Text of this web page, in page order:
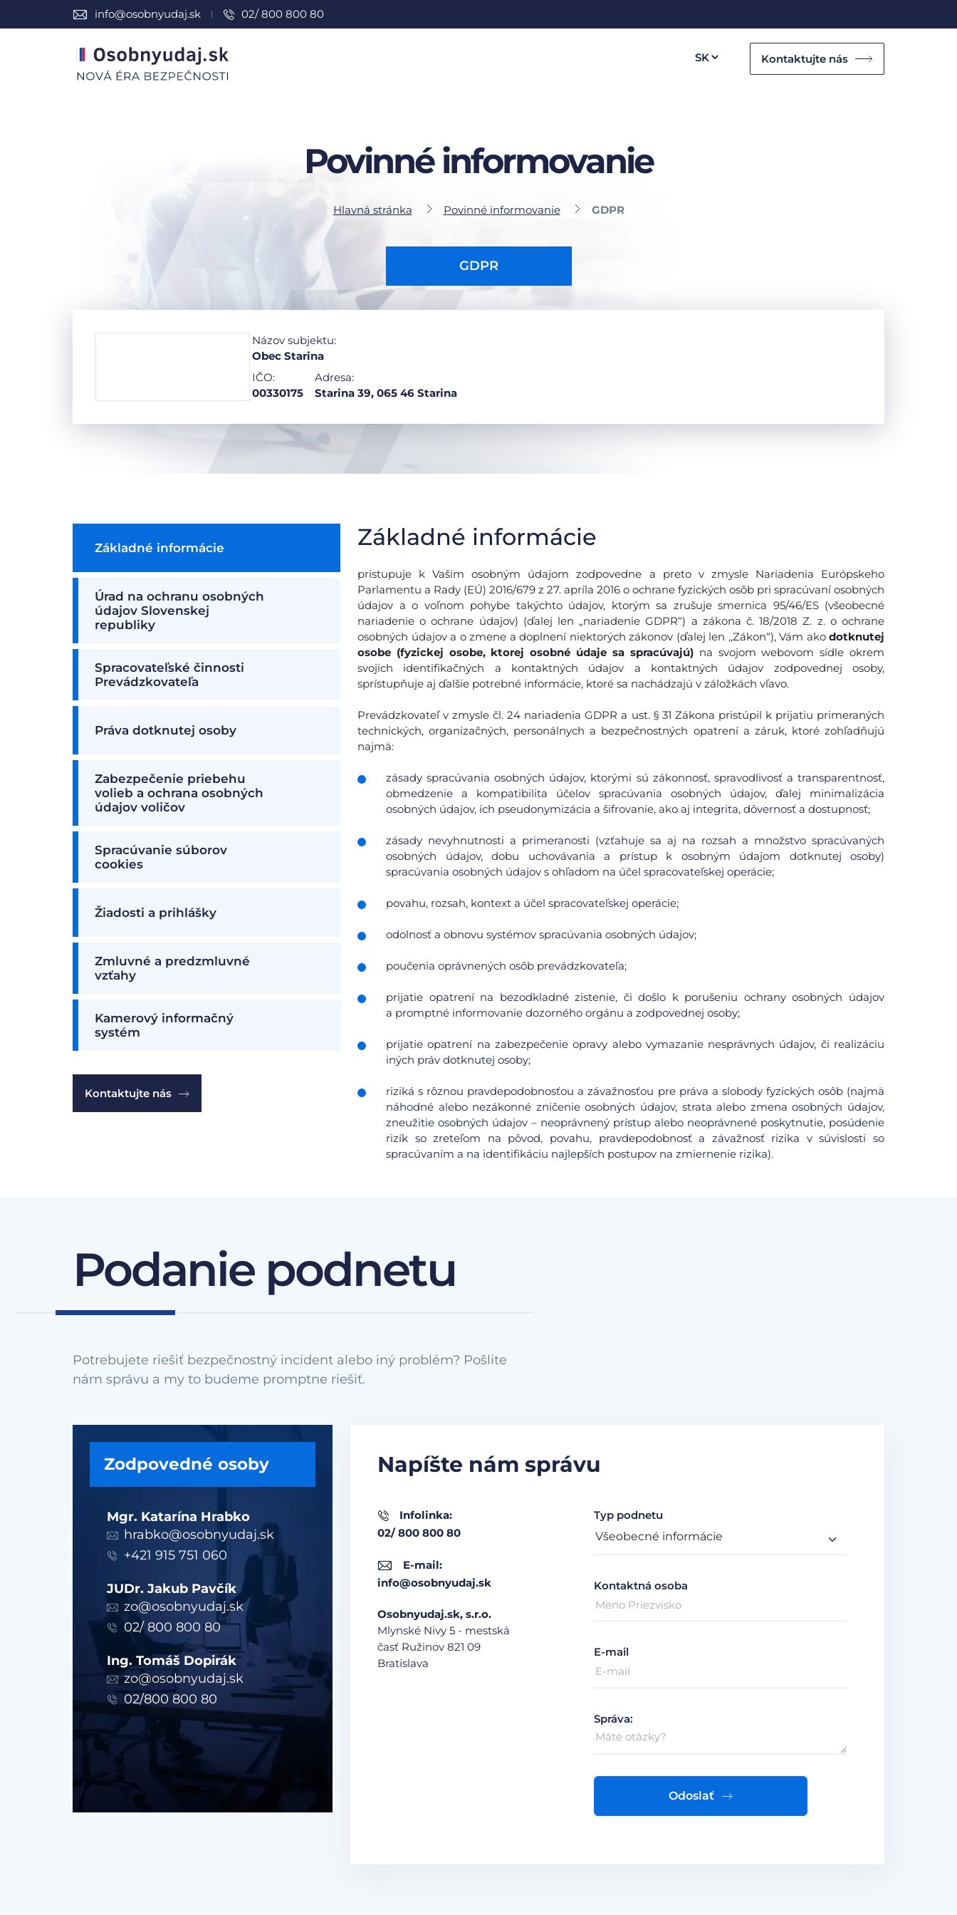
info@osobnyudaj.sk 02/ 800 800 80
Kontaktujte nás
Povinné informovanie
Hlavná stránka Povinné informovanie GDPR
GDPR
Názov subjektu:
Obec Starina
IČO:
00330175
Adresa:
Starina 39, 065 46 Starina
Základné informácie
Úrad na ochranu osobných
údajov Slovenskej
republiky
Spracovateľské činnosti
Prevádzkovateľa
Práva dotknutej osoby
Zabezpečenie priebehu
volieb a ochrana osobných
údajov voličov
Spracúvanie súborov
cookies
Žiadosti a prihlášky
Zmluvné a predzmluvné
vzťahy
Kamerový informačný
systém
Kontaktujte nás
Základné informácie
pristupuje k Vašim osobným údajom zodpovedne a preto v zmysle Nariadenia Európskeho
Parlamentu a Rady (EÚ) 2016/679 z 27. apríla 2016 o ochrane fyzických osôb pri spracúvaní osobných
údajov a o voľnom pohybe takýchto údajov, ktorým sa zrušuje smernica 95/46/ES (všeobecné
nariadenie o ochrane údajov) (ďalej len „nariadenie GDPR“) a zákona č. 18/2018 Z. z. o ochrane
osobných údajov a o zmene a doplnení niektorých zákonov (ďalej len ,,Zákon“), Vám ako dotknutej
osobe (fyzickej osobe, ktorej osobné údaje sa spracúvajú)na svojom webovom sídle okrem
svojich identifikačných a kontaktných údajov a kontaktných údajov zodpovednej osoby,
sprístupňuje aj ďalšie potrebné informácie, ktoré sa nachádzajú v záložkách vľavo.
Prevádzkovateľ v zmysle čl. 24 nariadenia GDPR a ust. § 31 Zákona pristúpil k prijatiu primeraných
technických, organizačných, personálnych a bezpečnostných opatrení a záruk, ktoré zohľadňujú
najmä:
zásady spracúvania osobných údajov, ktorými sú zákonnosť, spravodlivosť a transparentnosť,
obmedzenie a kompatibilita účelov spracúvania osobných údajov, ďalej minimalizácia
osobných údajov, ich pseudonymizácia a šifrovanie, ako aj integrita, dôvernosť a dostupnosť;
zásady nevyhnutnosti a primeranosti (vzťahuje sa aj na rozsah a množstvo spracúvaných
osobných údajov, dobu uchovávania a prístup k osobným údajom dotknutej osoby)
spracúvania osobných údajov s ohľadom na účel spracovateľskej operácie;
povahu, rozsah, kontext a účel spracovateľskej operácie;
odolnosť a obnovu systémov spracúvania osobných údajov;
poučenia oprávnených osôb prevádzkovateľa;
prijatie opatrení na bezodkladné zistenie, či došlo k porušeniu ochrany osobných údajov
a promptné informovanie dozorného orgánu a zodpovednej osoby;
prijatie opatrení na zabezpečenie opravy alebo vymazanie nesprávnych údajov, či realizáciu
iných práv dotknutej osoby;
riziká s rôznou pravdepodobnosťou a závažnosťou pre práva a slobody fyzických osôb (najmä
náhodné alebo nezákonné zničenie osobných údajov, strata alebo zmena osobných údajov,
zneužitie osobných údajov – neoprávnený prístup alebo neoprávnené poskytnutie, posúdenie
rizík so zreteľom na pôvod, povahu, pravdepodobnosť a závažnosť rizika v súvislosti so
spracúvaním a na identifikáciu najlepších postupov na zmiernenie rizika).
Podanie podnetu
Potrebujete riešiť bezpečnostný incident alebo iný problém? Pošlite
Zodpovedné osoby
Mgr. Katarína Hrabko
hrabko@osobnyudaj.sk
+421 915 751 060
JUDr. Jakub Pavčík
zo@osobnyudaj.sk
02/ 800 800 80
Ing. Tomáš Dopirák
zo@osobnyudaj.sk
02/800 800 80
Napíšte nám správu
Infolinka:
02/ 800 800 80
E-mail:
info@osobnyudaj.sk
Osobnyudaj.sk, s.r.o.
Mlynské Nivy 5 - mestská
časť Ružinov 821 09
Bratislava
Typ podnetu
Kontaktná osoba
E-mail
Správa:
Odoslať